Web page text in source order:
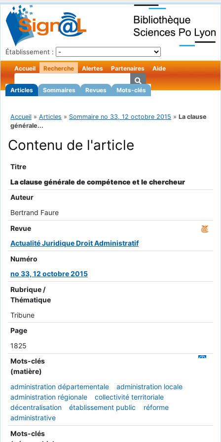
Établissement :
Accueil Recherche
Articles Sommaires Revues Mots-clés
Alertes Partenaires Aide
Accueil » Articles » Sommaire no 33, 12 octobre 2015 » La clause
générale...
Contenu de l'article
Titre
La clause générale de compétence et le chercheur
Auteur
Bertrand Faure
Revue
Actualité Juridique Droit Administratif
Numéro
no 33, 12 octobre 2015
Rubrique /
Thématique
Tribune
Page
1825
Mots-clés
(matière)
administration départementale
administration locale
administration régionale
collectivité territoriale
décentralisation
établissement public
réforme
administrative
Mots-clés